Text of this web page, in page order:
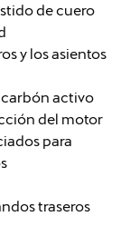
de cuero
y los asientos
activo
del motor
para
traseros